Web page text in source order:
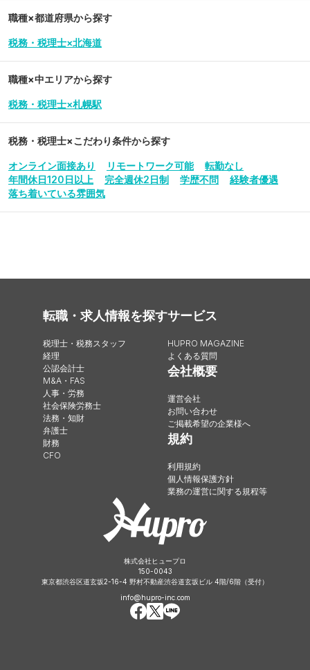
職種×都道府県から探す
税務・税理士×北海道
職種×中エリアから探す
税務・税理士×札幌駅
税務・税理士×こだわり条件から探す
オンライン面接あり リモートワーク可能
転勤なし
年間休日120日以上
完全週休2日制 学歴不問
経験者優遇
落ち着いている雰囲気
転職・求人情報を探す
税理士・税務スタッフ
経理
公認会計士
M&A・FAS
人事・労務
社会保険労務士
法務・知財
弁護士
財務
CFO
サービス
HUPRO MAGAZINE
よくある質問
会社概要
運営会社
お問い合わせ
ご掲載希望の企業様へ
規約
利用規約
個人情報保護方針
業務の運営に関する規程等
株式会社ヒュープロ
150-0043
東京都渋谷区道玄坂2-16-4 野村不動産渋谷道玄坂ビル 4階/6階（受付）
info@hupro-inc.com